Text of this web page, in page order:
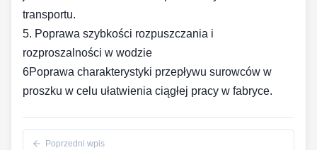
transportu.
5. Poprawa szybkości rozpuszczania i
rozproszalności w wodzie
6Poprawa charakterystyki przepływu surowców w
proszku w celu ułatwienia ciągłej pracy w fabryce.
Poprzedni wpis